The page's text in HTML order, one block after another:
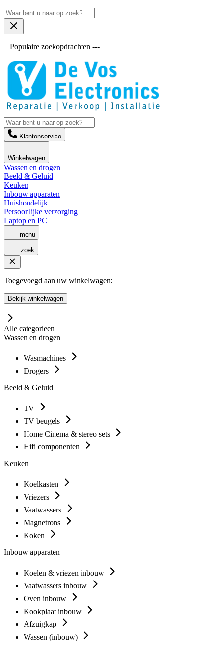
Populaire zoekopdrachten ---
Klantenservice
Winkelwagen
Wassen en drogen
Beeld & Geluid
Keuken
Inbouw apparaten
Huishoudelijk
Persoonlijke verzorging
Laptop en PC
menu
zoek
Toegevoegd aan uw winkelwagen:
Bekijk winkelwagen
Alle categorieen
Wassen en drogen
Wasmachines
Drogers
Beeld & Geluid
TV
TV beugels
Home Cinema & stereo sets
Hifi componenten
Keuken
Koelkasten
Vriezers
Vaatwassers
Magnetrons
Koken
Inbouw apparaten
Koelen & vriezen inbouw
Vaatwassers inbouw
Oven inbouw
Kookplaat inbouw
Afzuigkap
Wassen (inbouw)